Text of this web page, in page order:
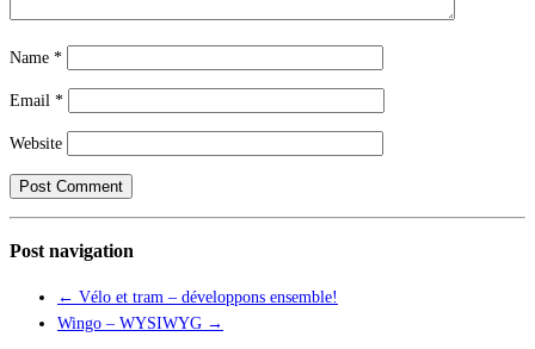
Name *
Email *
Website
Post navigation
← Vélo et tram – développons ensemble!
Wingo – WYSIWYG →